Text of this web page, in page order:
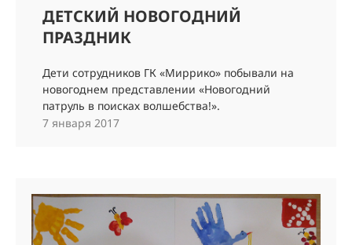
ДЕТСКИЙ НОВОГОДНИЙ
ПРАЗДНИК
Дети сотрудников ГК «Миррико» побывали на
новогоднем представлении «Новогодний
патруль в поисках волшебства!».
7 января 2017